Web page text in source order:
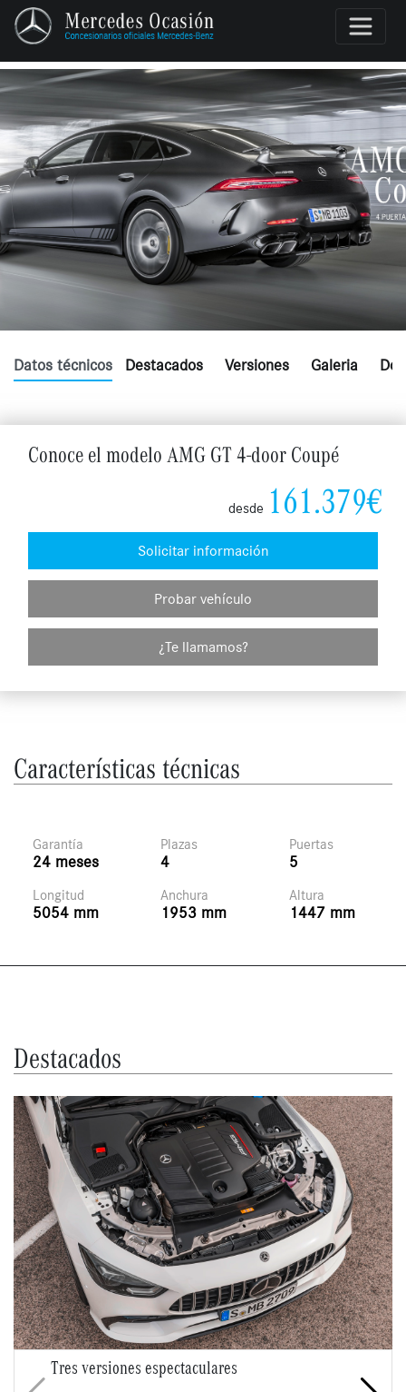
Datos técnicos Destacados Versiones Galeria
Conoce el modelo AMG GT 4-door Coupé
desde 161.379€
Solicitar información
Probar vehículo
¿Te llamamos?
Características técnicas
Garantía
24 meses
Plazas
4
Puertas
5
Longitud
5054 mm
Anchura
1953 mm
Altura
1447 mm
Destacados
Tres versiones espectaculares